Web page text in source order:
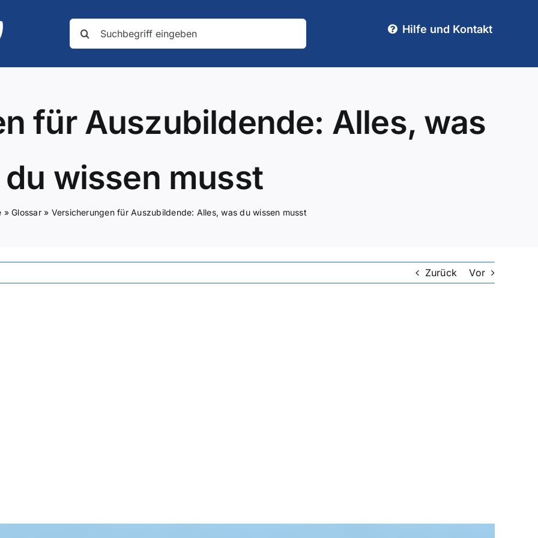
nach:
Hilfe und Kontakt
für Auszubildende: Alles, was
du wissen musst
»Glossar» Versicherungen für Auszubildende: Alles, was du wissen musst
Zurück Vor